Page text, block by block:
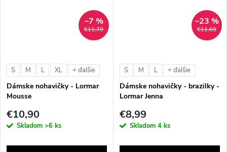
€11,79
–7 %
S M L XL + ďalšie
Dámske nohavičky - Lormar
Mousse
€10,90
Skladom >6 ks
€11,69
–23 %
S M L + ďalšie
Dámske nohavičky - brazilky -
Lormar Jenna
€8,99
Skladom 4 ks